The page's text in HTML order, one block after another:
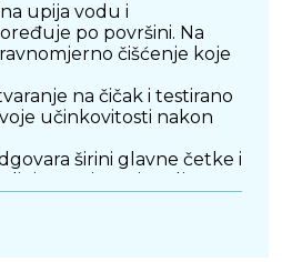
upija vodu i
po površini. Na
čišćenje koje
na čičak i testirano
učinkovitosti nakon
širini glavne četke i